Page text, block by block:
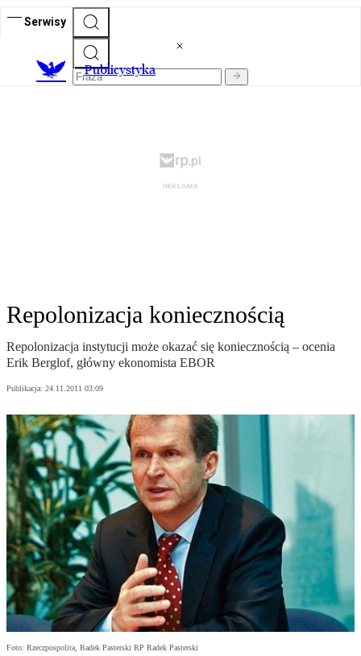
Serwisy
Publicystyka
Repolonizacja koniecznością
Repolonizacja instytucji może okazać się koniecznością – ocenia
Erik Berglof, główny ekonomista EBOR
Publikacja: 24.11.2011 03:09
Foto: Rzeczpospolita, Radek Pasterski RP Radek Pasterski